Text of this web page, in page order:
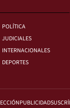
POLÍTICA
JUDICIALES
INTERNACIONALES
DEPORTES
PUBLICIDAD